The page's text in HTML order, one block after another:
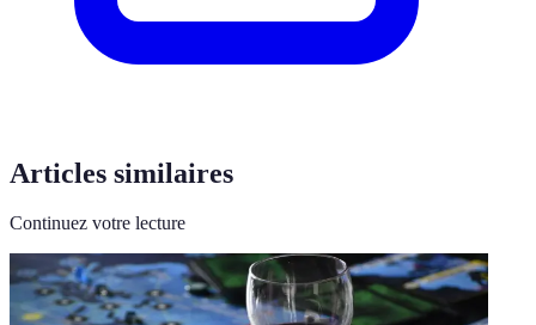
Articles similaires
Continuez votre lecture